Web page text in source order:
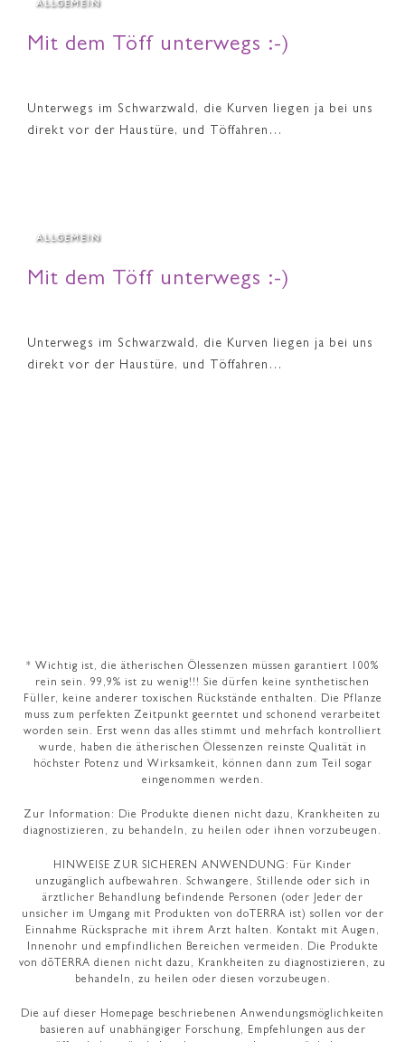
ALLGEMEIN
Mit dem Töff unterwegs :-)
Unterwegs im Schwarzwald, die Kurven liegen ja bei uns
direkt vor der Haustüre, und Töffahren…
ALLGEMEIN
Mit dem Töff unterwegs :-)
Unterwegs im Schwarzwald, die Kurven liegen ja bei uns
direkt vor der Haustüre, und Töffahren…
* Wichtig ist, die ätherischen Ölessenzen müssen garantiert 100%
rein sein. 99,9% ist zu wenig!!! Sie dürfen keine synthetischen
Füller, keine anderer toxischen Rückstände enthalten. Die Pflanze
muss zum perfekten Zeitpunkt geerntet und schonend verarbeitet
worden sein. Erst wenn das alles stimmt und mehrfach kontrolliert
wurde, haben die ätherischen Ölessenzen reinste Qualität in
höchster Potenz und Wirksamkeit, können dann zum Teil sogar
eingenommen werden.
Zur Information: Die Produkte dienen nicht dazu, Krankheiten zu
diagnostizieren, zu behandeln, zu heilen oder ihnen vorzubeugen.
HINWEISE ZUR SICHEREN ANWENDUNG: Für Kinder
unzugänglich aufbewahren. Schwangere, Stillende oder sich in
ärztlicher Behandlung befindende Personen (oder Jeder der
unsicher im Umgang mit Produkten von doTERRA ist) sollen vor der
Einnahme Rücksprache mit ihrem Arzt halten. Kontakt mit Augen,
Innenohr und empfindlichen Bereichen vermeiden. Die Produkte
von dōTERRA dienen nicht dazu, Krankheiten zu diagnostizieren, zu
behandeln, zu heilen oder diesen vorzubeugen.
Die auf dieser Homepage beschriebenen Anwendungsmöglichkeiten
basieren auf unabhängiger Forschung, Empfehlungen aus der